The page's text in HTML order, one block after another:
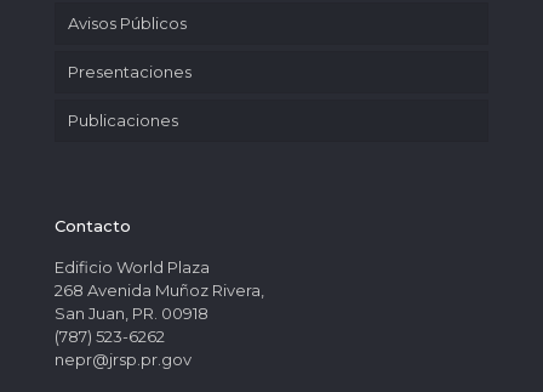
Avisos Públicos
Presentaciones
Publicaciones
Contacto
Edificio World Plaza
268 Avenida Muñoz Rivera,
San Juan, PR. 00918
(787) 523-6262
nepr@jrsp.pr.gov